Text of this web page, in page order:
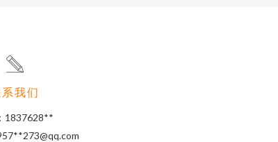
我们
1837628**
273@qq.com